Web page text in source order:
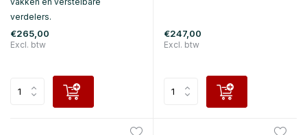
verdelers.
€265,00
Excl. btw
€247,00
Excl. btw